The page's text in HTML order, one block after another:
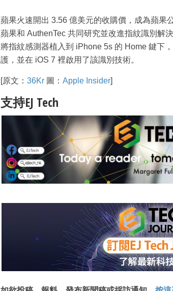
蘋果火速開出 3.56 億美元的收購價，成為蘋果
蘋果和 AuthenTec 共同研究並改進指紋識別解
將指紋感測器植入到 iPhone 5s 的 Home 鍵下
護，並在 iOS 7 裡啟用了該識別技術。
[原文： 36Kr 圖： Apple Insider]
支持EJ Tech